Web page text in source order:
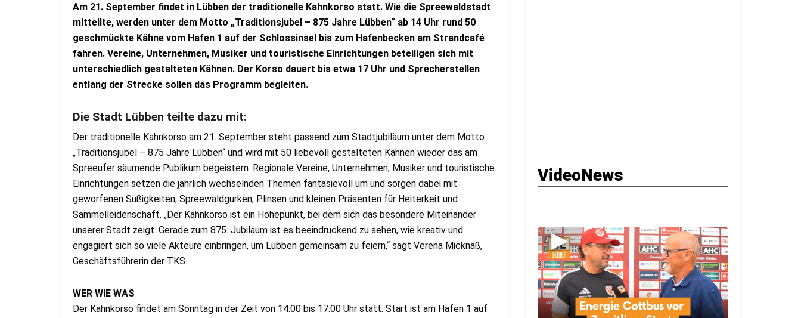
Am 21. September findet in Lübben der traditionelle Kahnkorso statt. Wie die Spreewaldstadt
mitteilte, werden unter dem Motto „Traditionsjubel – 875 Jahre Lübben“ ab 14 Uhr rund 50
geschmückte Kähne vom Hafen 1 auf der Schlossinsel bis zum Hafenbecken am Strandcafé
fahren. Vereine, Unternehmen, Musiker und touristische Einrichtungen beteiligen sich mit
unterschiedlich gestalteten Kähnen. Der Korso dauert bis etwa 17 Uhr und Sprecherstellen
entlang der Strecke sollen das Programm begleiten.
Die Stadt Lübben teilte dazu mit:
Der traditionelle Kahnkorso am 21. September steht passend zum Stadtjubiläum unter dem Motto
„Traditionsjubel – 875 Jahre Lübben“ und wird mit 50 liebevoll gestalteten Kähnen wieder das am
Spreeufer säumende Publikum begeistern. Regionale Vereine, Unternehmen, Musiker und touristische
Einrichtungen setzen die jährlich wechselnden Themen fantasievoll um und sorgen dabei mit
geworfenen Süßigkeiten, Spreewaldgurken, Plinsen und kleinen Präsenten für Heiterkeit und
Sammelleidenschaft. „Der Kahnkorso ist ein Höhepunkt, bei dem sich das besondere Miteinander
unserer Stadt zeigt. Gerade zum 875. Jubiläum ist es beeindruckend zu sehen, wie kreativ und
engagiert sich so viele Akteure einbringen, um Lübben gemeinsam zu feiern,“ sagt Verena Micknaß,
Geschäftsführerin der TKS.
WER WIE WAS
Der Kahnkorso findet am Sonntag in der Zeit von 14:00 bis 17:00 Uhr statt. Start ist am Hafen 1 auf
VideoNews
▶